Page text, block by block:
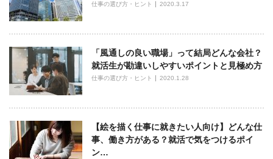
仕事の選び方・ヒント 2020.3.17
「風通しの良い職場」って結局どんな会社？
就活生が勘違いしやすいポイントと見極め方
仕事の選び方・ヒント 2020.1.28
【絵を描く仕事に就きたい人向け】どんな仕
事、働き方がある？就活で気をつけるポイ
ン…